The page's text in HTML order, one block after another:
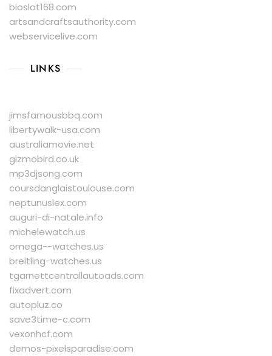
bioslot168.com
artsandcraftsauthority.com
webservicelive.com
LINKS
jimsfamousbbq.com
libertywalk-usa.com
australiamovie.net
gizmobird.co.uk
mp3djsong.com
coursdanglaistoulouse.com
neptunuslex.com
auguri-di-natale.info
michelewatch.us
omega--watches.us
breitling-watches.us
tgarnettcentrallautoads.com
fixadvert.com
autopluz.co
save3time-c.com
vexonhcf.com
demos-pixelsparadise.com